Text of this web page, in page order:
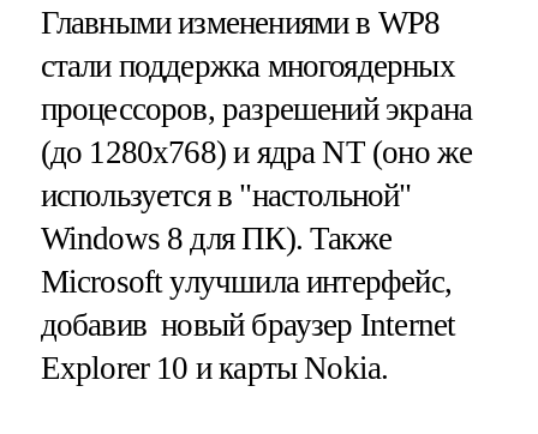
Главными изменениями в WP8
стали поддержка многоядерных
процессоров, разрешений экрана
(до 1280х768) и ядраNT (оно же
используется в "настольной"
Windows 8 для ПК). Также
Microsoft улучшила интерфейс,
добавив новый браузер Internet
Explorer 10 и карты Nokia.